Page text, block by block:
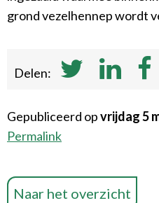
grond vezelhennep wordt
Delen:
Gepubliceerd opvrijdag 5
Permalink
Naar het overzicht